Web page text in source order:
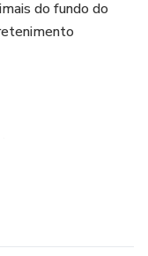
do fundo do
motora